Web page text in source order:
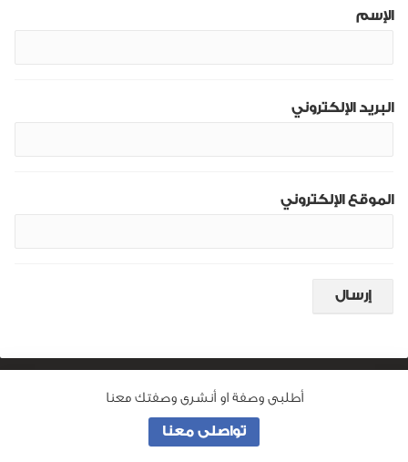
أطلبى وصفة او أنشرى وصفتك معنا
تواصلى معنا
الإسم
البريد الإلكتروني
الموقع الإلكتروني
من نحن
جميع الحقوق محفوظة لـوصفة ماما